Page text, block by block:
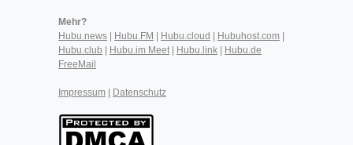
Mehr?
Hubu.news
Hubu.FM Hubu.cloud Hubuhost.com
Hubu.club
Hubu.im Meet| Hubu.link
Hubu.de
FreeMail
Impressum Datenschutz